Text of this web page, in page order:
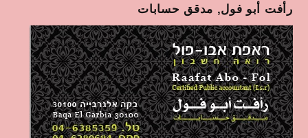
رأفت أبو فول, مدقق حسابات